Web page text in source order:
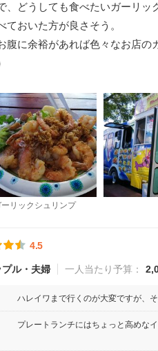
、どうしても食べたいガーリッ
おいた方が良さそう。
に余裕があれば色々なお店の
ーリックシュリンプ
4.5
プル・夫婦 一人当たり予算：
ハレイワまで行くのが大変ですが、
プレートランチにはちょっと高めな